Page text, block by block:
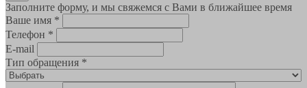
Заполните форму, и мы свяжемся с Вами в ближайшее время
Ваше имя *
Телефон *
E-mail
Тип обращения *